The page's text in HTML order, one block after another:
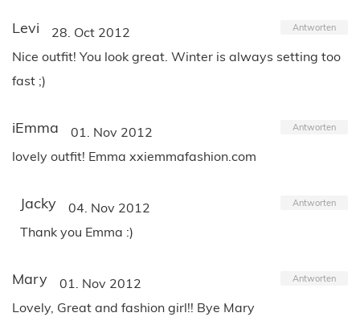
Levi 28. Oct 2012 Antworten
Nice outfit! You look great. Winter is always setting too
fast ;)
iEmma 01. Nov 2012 Antworten
lovely outfit! Emma xxiemmafashion.com
Jacky 04. Nov 2012 Antworten
Thank you Emma :)
Mary 01. Nov 2012 Antworten
Lovely, Great and fashion girl!! Bye Mary